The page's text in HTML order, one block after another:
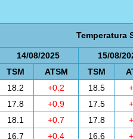
Temperatura
14/08/2025
15/08/
TSM
ATSM TSM
18.2 +0.2 18.5
17.8 +0.9 17.5
18.1 +0.7 17.8
16.7 +0.4 16.6